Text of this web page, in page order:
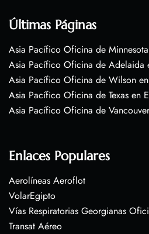
Últimas Páginas
Asia Pacífico Oficina de Minnesota
Asia Pacífico Oficina de Adelaida
Asia Pacífico Oficina de Wilson
Asia Pacífico Oficina de Texas en
Asia Pacífico Oficina de
Enlaces Populares
Aerolíneas Aeroflot
VolarEgipto
Vías Respiratorias Georgianas
Transat Aéreo